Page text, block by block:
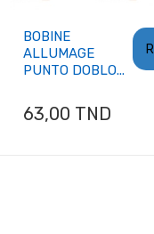
BOBINE
ALLUMAGE
PUNTO DOBLO...
Prix
63,00 TND